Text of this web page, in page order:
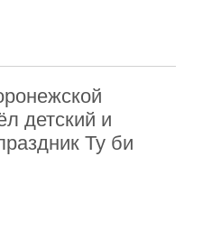
детский и
Ту би